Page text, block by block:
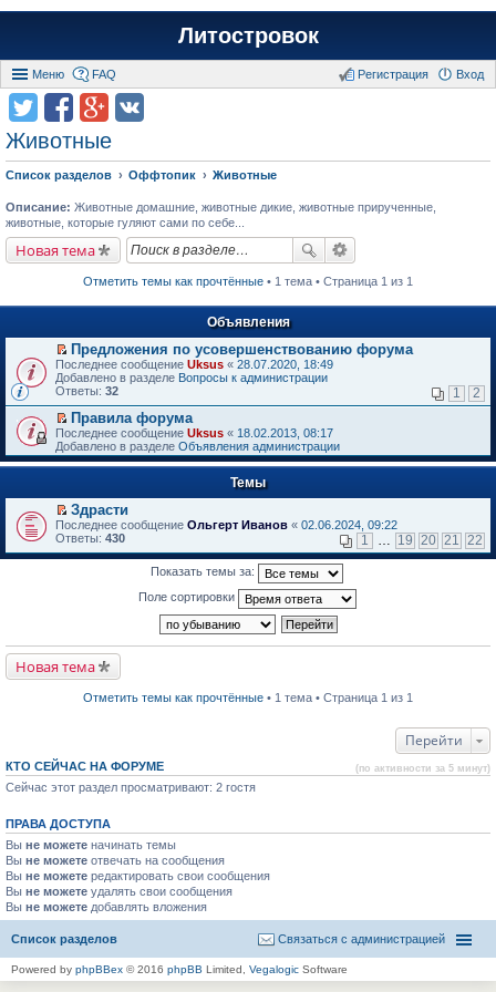
Литостровок
Меню FAQ Вход
Регистрация
Животные
Список разделов Оффтопик Животные
Описание: Животные домашние, животные дикие, животные прирученные,
животные, которые гуляют сами по себе...
Новая тема
Отметить темы как прочтённые • 1 тема • Страница 1 из 1
Объявления
П
е
р
й
т
и
к
п
в
о
м
у
н
т
а
н
о
о
б
н
ю
Предложения по усовершенствованию форума
Последнее сообщение Uksus « 28.07.2020, 18:49
Добавлено в разделе Вопросы к администрации
Ответы: 32 1 2
П
е
р
е
т
и
к
п
р
п
р
о
н
о
м
о
о
щ
е
н
и
ю
Правила форума
Последнее сообщение Uksus « 18.02.2013, 08:17
Добавлено в разделе Объявления администрации
Темы
П
е
е
р
в
о
р
о
ч
а
н
н
о
м
у
с
о
б
щ
е
Здрасти
Последнее сообщение Ольгерт Иванов « 02.06.2024, 09:22
Ответы: 430 1 19 20 21 22
Показать темы за:
Поле сортировки
Новая тема
Отметить темы как прочтённые • 1 тема • Страница 1 из 1
Перейти
КТО СЕЙЧАС НА ФОРУМЕ (по активности за 5 минут)
Сейчас этот раздел просматривают: 2 гостя
ПРАВА ДОСТУПА
Вы не можете начинать темы
Вы не можете отвечать на сообщения
Вы не можете редактировать свои сообщения
Вы не можете удалять свои сообщения
Вы не можете добавлять вложения
Список разделов Связаться с администрацией
Powered by phpBBex © 2016 phpBB Limited, Vegalogic Software